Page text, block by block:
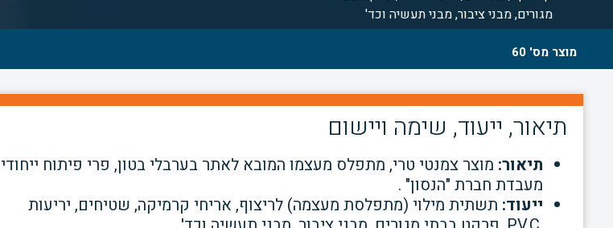
מגורים, מבני ציבור, מבני תעשיה וכד'
מוצר מס' 60
תיאור, ייעוד, שימה ויישום
תיאור: מוצר צמנטי טרי, מתפלס מעצמו המובא לאתר בערבלי בטון, פרי פיתוח ייחודי
מעבדת חברת "הנסון" .
ייעוד: תשתית מילוי (מתפלסת מעצמה) לריצוף, אריחי קרמיקה, שטיחים, יריעות